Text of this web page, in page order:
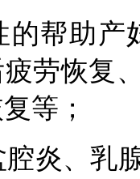
的帮助产
劳恢复
等；
腔炎、乳